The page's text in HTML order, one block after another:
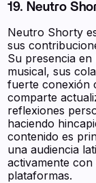
19. Neutro
Neutro Shorty
sus
Su presencia en
musical, sus
fuerte conexión
comparte
reflexiones
haciendo
contenido es
una audiencia
activamente con
plataformas.